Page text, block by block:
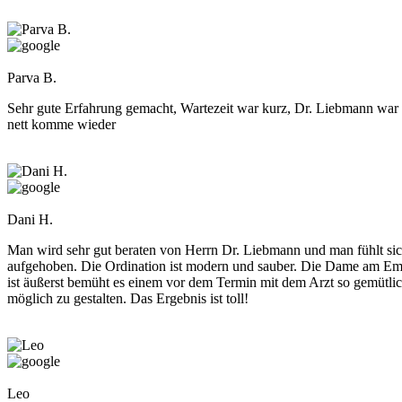
Parva B.
Sehr gute Erfahrung gemacht, Wartezeit war kurz, Dr. Liebmann war
nett komme wieder
Dani H.
Man wird sehr gut beraten von Herrn Dr. Liebmann und man fühlt
aufgehoben. Die Ordination ist modern und sauber. Die Dame am
ist äußerst bemüht es einem vor dem Termin mit dem Arzt so
möglich zu gestalten. Das Ergebnis ist toll!
Leo